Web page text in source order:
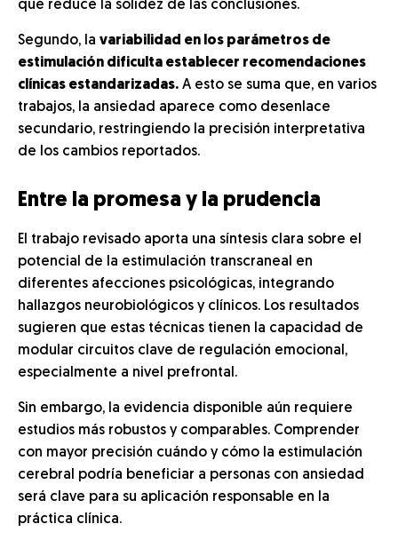
que reduce la solidez de las conclusiones.
Segundo, la variabilidad en los parámetros de
estimulación dificulta establecer recomendaciones
clínicas estandarizadas. A esto se suma que, en varios
trabajos, la ansiedad aparece como desenlace
secundario, restringiendo la precisión interpretativa
de los cambios reportados.
Entre la promesa y la prudencia
El trabajo revisado aporta una síntesis clara sobre el
potencial de la estimulación transcraneal en
diferentes afecciones psicológicas, integrando
hallazgos neurobiológicos y clínicos. Los resultados
sugieren que estas técnicas tienen la capacidad de
modular circuitos clave de regulación emocional,
especialmente a nivel prefrontal.
Sin embargo, la evidencia disponible aún requiere
estudios más robustos y comparables. Comprender
con mayor precisión cuándo y cómo la estimulación
cerebral podría beneficiar a personas con ansiedad
será clave para su aplicación responsable en la
práctica clínica.